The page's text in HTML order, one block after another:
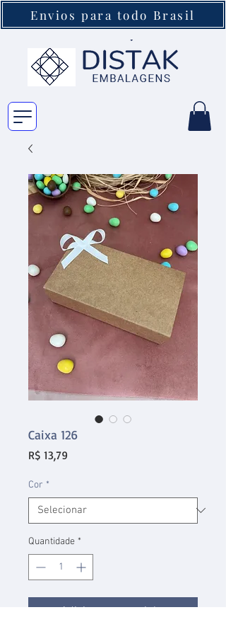
Envios para todo Brasil
Caixa 126
R$ 13,79
Cor *
Quantidade *
Adicionar ao carrinho